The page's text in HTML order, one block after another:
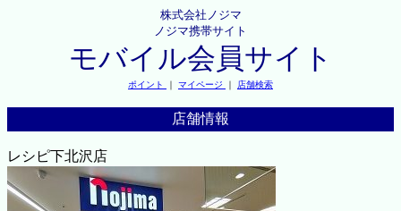
株式会社ノジマ
ノジマ携帯サイト
モバイル会員サイト
ポイント ｜ マイページ ｜ 店舗検索
店舗情報
レシピ下北沢店